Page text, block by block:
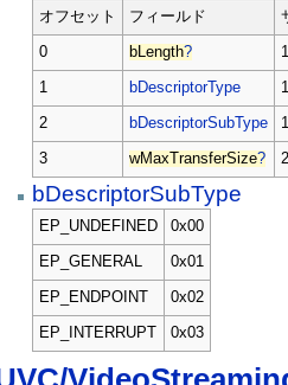
オフセット フィールド
0 bLength?
1 bDescriptorType
2 bDescriptorSubType
3 wMaxTransferSize?
bDescriptorSubType
EP_UNDEFINED 0x00
EP_GENERAL 0x01
EP_ENDPOINT 0x02
EP_INTERRUPT 0x03